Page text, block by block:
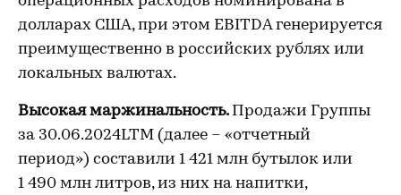
долларах США, при этом EBITDA генерируется
преимущественно в российских рублях или
локальных валютах.
Высокая маржинальность. Продажи Группы
за 30.06.2024LTM (далее – «отчетный
период») составили 1 421 млн бутылок или
1 490 млн литров, из них на напитки,